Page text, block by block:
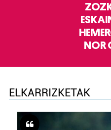
NOR
ELKARRIZKETAK